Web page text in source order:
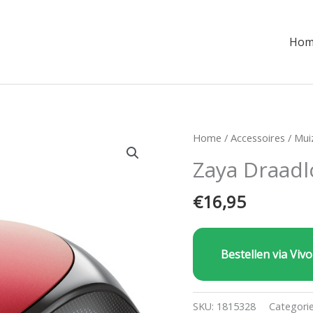
Home /Accessoires /
Zaya
€16,95
Bestellen via
SKU: 1815328